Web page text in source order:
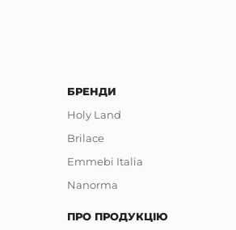
БРЕНДИ
Holy Land
Brilace
Emmebi Italia
Nanorma
ПРО ПРОДУКЦІЮ